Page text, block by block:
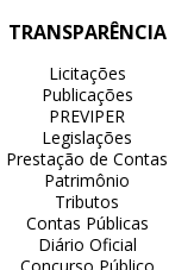
TRANSPARÊNCIA
Licitações
Publicações
PREVIPER
Legislações
Prestação de Contas
Patrimônio
Tributos
Contas Públicas
Diário Oficial